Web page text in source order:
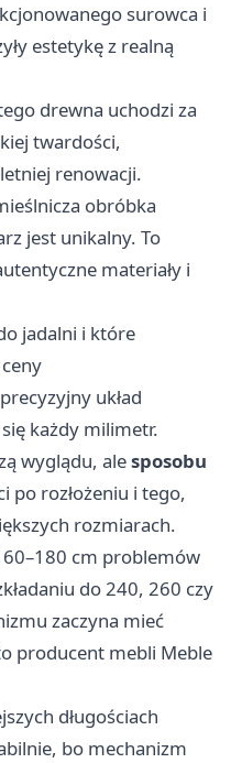
surowca i
estetykę z realną
drewna uchodzi za
twardości,
renowacji.
obróbka
jest unikalny. To
materiały i
jadalni i które
układ
każdy milimetr.
wyglądu, alesposobu
po rozłożeniu i tego,
rozmiarach.
cm problemów
do 240, 260 czy
zaczyna mieć
producent mebli Meble
długościach
bo mechanizm